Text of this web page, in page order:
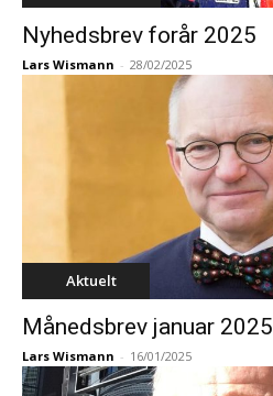
Nyhedsbrev forår 2025
Lars Wismann - 28/02/2025
Aktuelt
Månedsbrev januar 2025
Lars Wismann - 16/01/2025